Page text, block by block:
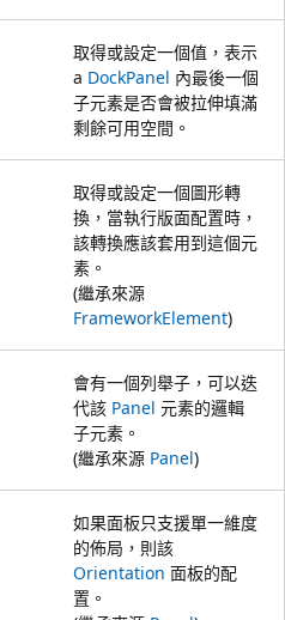
取得或設定一個值，表示
a DockPanel 內最後一個
子元素是否會被拉伸填滿
剩餘可用空間。
取得或設定一個圖形轉
換，當執行版面配置時，
該轉換應該套用到這個元
素。
(繼承來源
FrameworkElement)
會有一個列舉子，可以迭
代該 Panel 元素的邏輯
子元素。
(繼承來源 Panel)
如果面板只支援單一維度
的佈局，則該
Orientation 面板的配
置。